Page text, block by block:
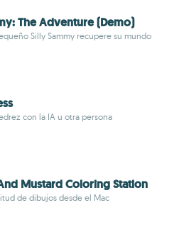
The Adventure (Demo)
Silly Sammy recupere su mundo
con la IA u otra persona
Mustard Coloring Station
de dibujos desde el Mac